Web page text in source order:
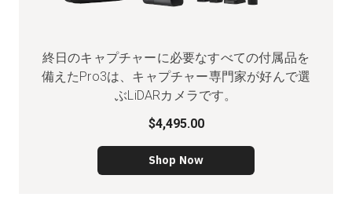
終日のキャプチャーに必要なすべての付属品を
備えたPro3は、キャプチャー専門家が好んで選
ぶLiDARカメラです。
$4,495.00
Shop Now